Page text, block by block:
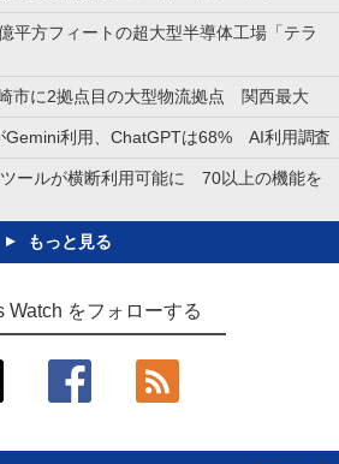
平方フィートの超大型半導体工場「テラ
市に2拠点目の大型物流拠点 関西最大
Gemini利用、ChatGPTは68% AI利用調査
ールが横断利用可能に 70以上の機能を
もっと見る
Watch をフォローする